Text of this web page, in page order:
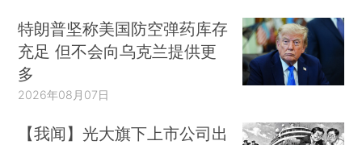
特朗普坚称美国防空弹药库存
充足 但不会向乌克兰提供更
多
2026年08月07日
【我闻】光大旗下上市公司出